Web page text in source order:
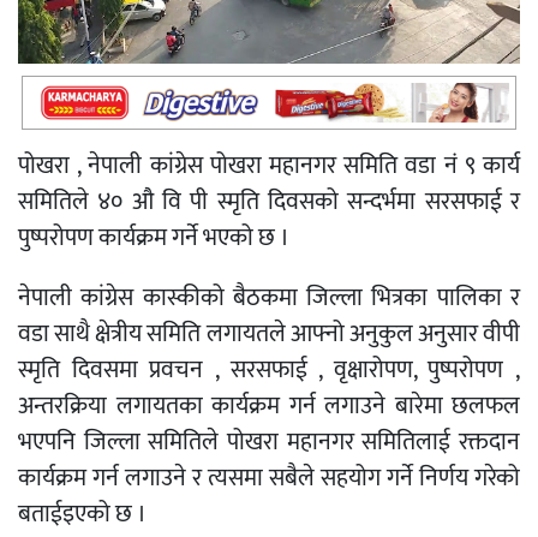
पोखरा , नेपाली कांग्रेस पोखरा महानगर समिति वडा नं ९ कार्य
समितिले ४० औ वि पी स्मृति दिवसको सन्दर्भमा सरसफाई र
पुष्परोपण कार्यक्रम गर्ने भएको छ ।
नेपाली कांग्रेस कास्कीको बैठकमा जिल्ला भित्रका पालिका र
वडा साथै क्षेत्रीय समिति लगायतले आफ्नो अनुकुल अनुसार वीपी
स्मृति दिवसमा प्रवचन , सरसफाई , वृक्षारोपण, पुष्परोपण ,
अन्तरक्रिया लगायतका कार्यक्रम गर्न लगाउने बारेमा छलफल
भएपनि जिल्ला समितिले पोखरा महानगर समितिलाई रक्तदान
कार्यक्रम गर्न लगाउने र त्यसमा सबैले सहयोग गर्ने निर्णय गरेको
बताईइएको छ ।